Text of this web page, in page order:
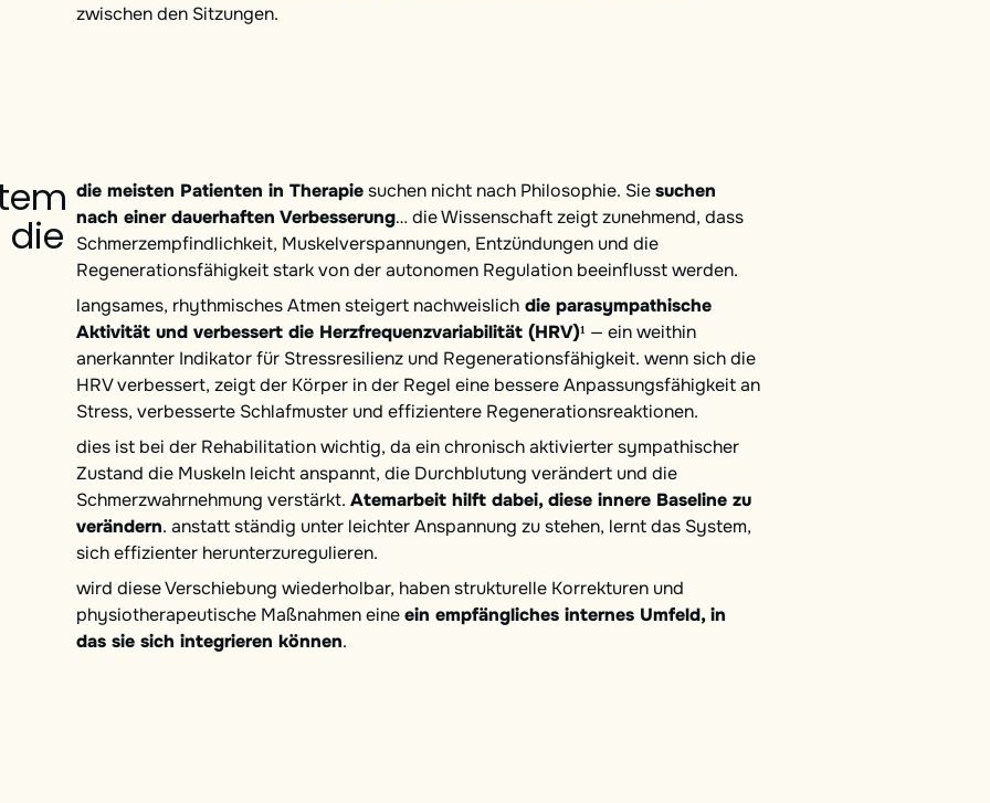
zwischen den Sitzungen.
die
die meisten Patienten in Therapiesuchen nicht nach Philosophie. Siesuchen
nach einer dauerhaften Verbesserung… die Wissenschaft zeigt zunehmend, dass
Schmerzempfindlichkeit, Muskelverspannungen, Entzündungen und die
Regenerationsfähigkeit stark von der autonomen Regulation beeinflusst werden.
langsames, rhythmisches Atmen steigert nachweislichdie parasympathische
Aktivität und verbessert die Herzfrequenzvariabilität (HRV)¹ — ein weithin
anerkannter Indikator für Stressresilienz und Regenerationsfähigkeit. wenn sich die
HRV verbessert, zeigt der Körper in der Regel eine bessere Anpassungsfähigkeit an
Stress, verbesserte Schlafmuster und effizientere Regenerationsreaktionen.
dies ist bei der Rehabilitation wichtig, da ein chronisch aktivierter sympathischer
Zustand die Muskeln leicht anspannt, die Durchblutung verändert und die
Schmerzwahrnehmung verstärkt. Atemarbeit hilft dabei, diese innere Baseline zu
verändern. anstatt ständig unter leichter Anspannung zu stehen, lernt das System,
sich effizienter herunterzuregulieren.
wird diese Verschiebung wiederholbar, haben strukturelle Korrekturen und
physiotherapeutische Maßnahmen eineein empfängliches internes Umfeld, in
das sie sich integrieren können.